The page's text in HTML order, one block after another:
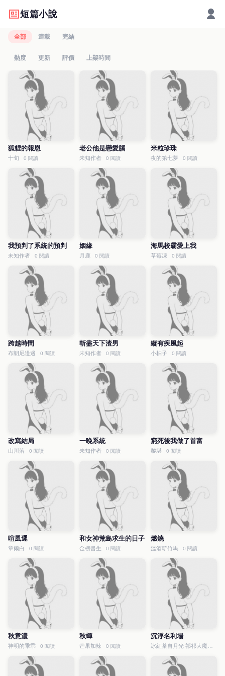
短篇小說
全部 連載 完結
熱度 更新 評價 上架時間
狐貍的報恩
十旬 0 閱讀
老公他是戀愛腦
未知作者 0 閱讀
米粒珍珠
夜的第七夢 0 閱讀
我預判了系統的預判
未知作者 0 閱讀
姻緣
月鹿 0 閱讀
海馬校霸愛上我
草莓凍 0 閱讀
跨越時間
布朗尼邊邊 0 閱讀
斬盡天下渣男
未知作者 0 閱讀
縱有疾風起
小柚子 0 閱讀
改寫結局
山川落 0 閱讀
一晚系統
未知作者 0 閱讀
窮死後我做了首富
黎堪 0 閱讀
喧風遲
章爾白 0 閱讀
和女神荒島求生的日子
金榜書生 0 閱讀
燃燒
溫酒斬竹馬 0 閱讀
秋意濃
神明的乖乖 0 閱讀
秋蟬
芒果加辣 0 閱讀
沉浮名利場